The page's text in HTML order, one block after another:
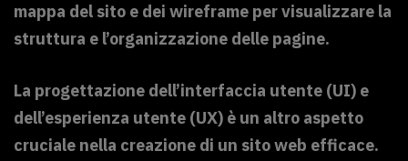
mappa del sito e dei wireframe per visualizzare la
struttura e l’organizzazione delle pagine.
La progettazione dell’interfaccia utente (UI) e
dell’esperienza utente (UX) è un altro aspetto
cruciale nella creazione di un sito web efficace.